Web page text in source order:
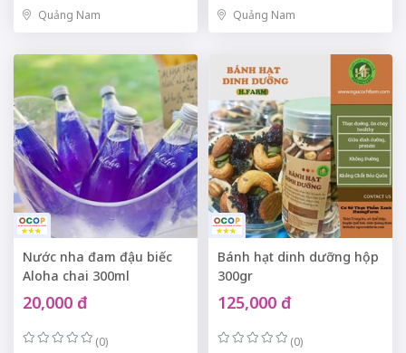
Quảng Nam
Quảng Nam
Nước nha đam đậu biếc
Aloha chai 300ml
20,000 đ
(0)
Bánh hạt dinh dưỡng hộp
300gr
125,000 đ
(0)